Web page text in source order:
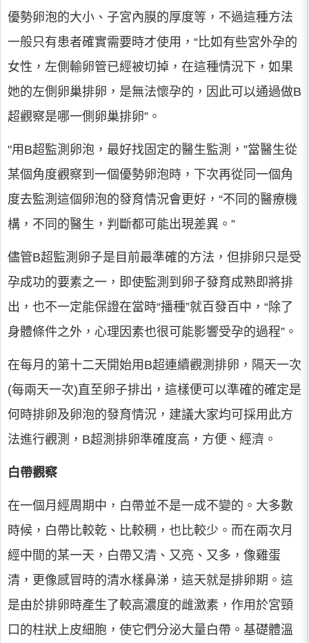
優勢卵泡的大小、子宮內膜的厚度等，不過這種方法
一般只有患者確實需要時才使用，“比如有些宮外孕的
女性，左側輸卵管已經被切掉，在這種情況下，如果
她的左側卵巢排卵，是無法懷孕的，因此可以通過做B
超觀察是哪一側卵巢排卵”。
"用B超監測卵泡，最好找固定的醫生監測，”當醫生從
某個角度觀察到一個優勢卵泡時，下次再從同一個角
度去監測這個卵泡的發育情況會更好，“不同的醫療機
構，不同的醫生，判斷都可能出現差異。”
儘管B超監測卵子是目前最準確的方法，但排卵只是受
孕成功的要素之一，即使監測到卵子發育成熟即將排
出，也不一定能保證在當時“播種”就百發百中，“除了
身體條件之外，心理因素也很可能影響受孕的過程”。
在每月的第十二天開始用B超連續觀測排卵，隔天一次
(每兩天一次)直至卵子排出，這樣便可以準確的確定是
何時排卵及卵泡的發育情況，建議大家均可採用此方
法進行觀測，B超測排卵準確度高，方便、經濟。
白帶觀察
在一個月經周期中，白帶並不是一成不變的。大多數
時候，白帶比較乾、比較稠，也比較少。而在兩次月
經中間的某一天，白帶又清、又亮、又多，像雞蛋
清，更像感冒時的清水樣鼻涕，這天就是排卵期。這
是由於排卵時產生了較高濃度的雌激素，作用於宮頸
口的柱狀上皮細胞，使它們分泌大量白帶。基礎體溫